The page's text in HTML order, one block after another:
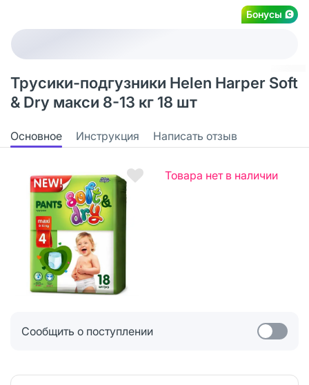
Бонусы
Трусики-подгузники Helen Harper Soft
& Dry макси 8-13 кг 18 шт
Основное Инструкция Написать отзыв
Товара нет в наличии
Сообщить о поступлении